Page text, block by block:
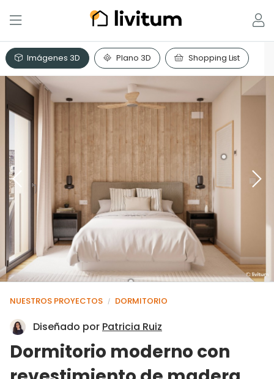
Imágenes 3D Plano 3D Shopping List
NUESTROS PROYECTOS / DORMITORIO
Diseñado por Patricia Ruiz
Dormitorio moderno con